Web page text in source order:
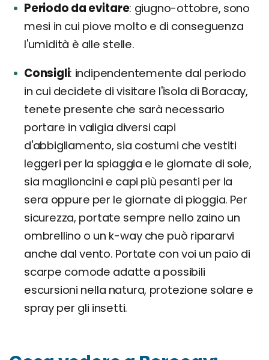
Periodo da evitare giugno-ottobre, sono
mesi in cui piove molto e di conseguenza
l'umidità è alle stelle.
Consigli indipendentemente dal periodo
in cui decidete di visitare l'isola di Boracay,
tenete presente che sarà necessario
portare in valigia diversi capi
d'abbigliamento, sia costumi che vestiti
leggeri per la spiaggia e le giornate di sole,
sia maglioncini e capi più pesanti per la
sera oppure per le giornate di pioggia. Per
sicurezza, portate sempre nello zaino un
ombrellino o un k-way che può ripararvi
anche dal vento. Portate con voi un paio di
scarpe comode adatte a possibili
escursioni nella natura, protezione solare e
spray per gli insetti.